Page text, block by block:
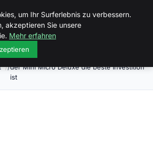
Von 12 Monaten bis zum Schulalter: Warum
der Mini Micro Deluxe die beste Investition
ist
um Ihr Surferlebnis zu verbessern.
akzeptieren Sie unsere
Mehr erfahren